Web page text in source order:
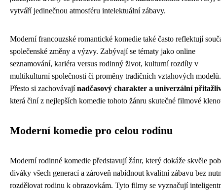
vytváří jedinečnou atmosféru intelektuální zábavy.
Moderní francouzské romantické komedie také často reflektují
společenské změny a výzvy. Zabývají se tématy jako online
seznamování, kariéra versus rodinný život, kulturní rozdíly v
multikulturní společnosti či proměny tradičních vztahových modelů.
Přesto si zachovávajínadčasový charakter a univerzální
která činí z nejlepších komedie tohoto žánru skutečné filmové
Moderní komedie pro celou rodinu
Moderní rodinné komedie představují žánr, který dokáže skvěle
diváky všech generací a zároveň nabídnout kvalitní zábavu bez
rozdělovat rodinu k obrazovkám. Tyto filmy se vyznačují